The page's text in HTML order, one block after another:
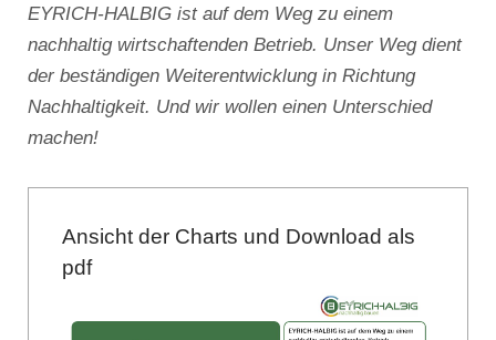
EYRICH-HALBIG ist auf dem Weg zu einem
nachhaltig wirtschaftenden Betrieb. Unser Weg dient
der beständigen Weiterentwicklung in Richtung
Nachhaltigkeit. Und wir wollen einen Unterschied
machen!
Ansicht der Charts und Download als
pdf